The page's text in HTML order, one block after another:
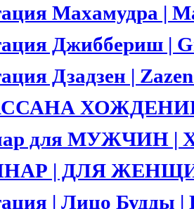
Махамудра |
Джиббериш |
Дзадзен |
ХОЖДЕНИЕ
для МУЖЧИН |
| ДЛЯ
| Лицо Будды |